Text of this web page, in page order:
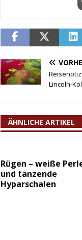
Lincoln-
ÄHNLICHE ARTIKEL
Rügen – weiße
und tanzende
Hyparschalen